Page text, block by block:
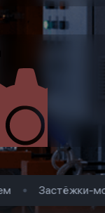
Застёжки-